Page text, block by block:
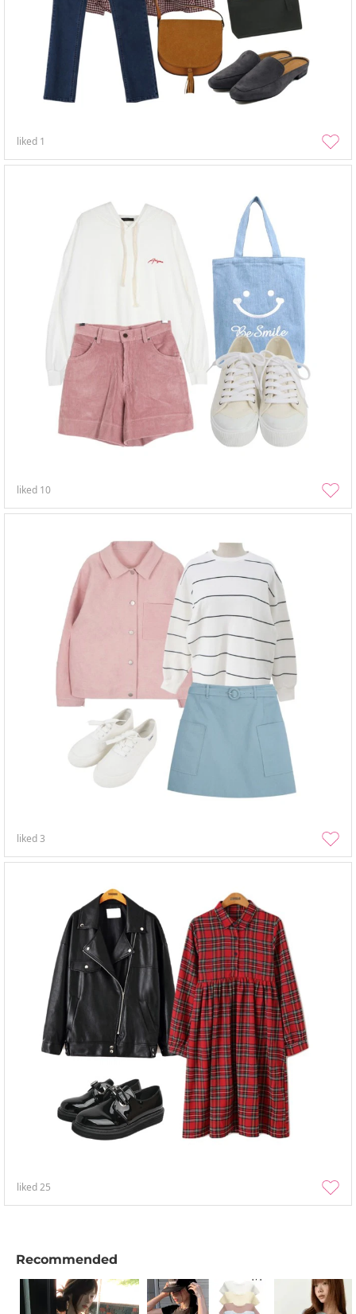
liked 1
liked 10
liked3
liked25
Recommended